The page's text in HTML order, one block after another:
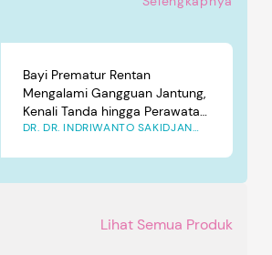
Bayi Prematur Rentan
Mengalami Gangguan Jantung,
Kenali Tanda hingga Perawatan
yang Tepat
DR. DR. INDRIWANTO SAKIDJAN
Lihat Semua Produk